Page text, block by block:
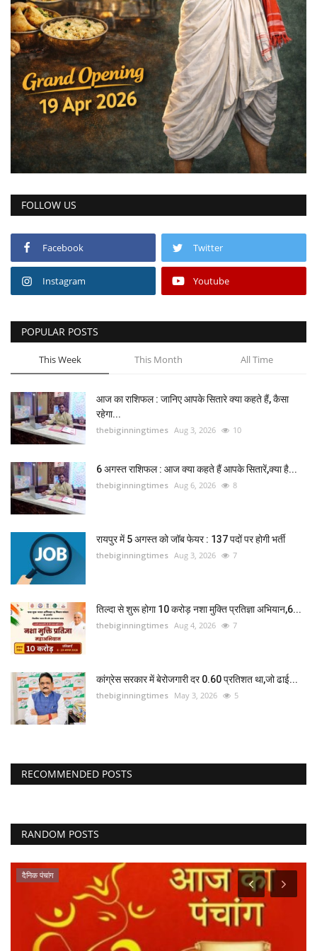
FOLLOW US
Facebook Twitter
Instagram Youtube
POPULAR POSTS
This Week This Month All Time
आज का राशिफल : जानिए आपके सितारे क्या कहते हैं, कैसा
रहेगा...
thebiginningtimes Aug 3, 2026 10
6 अगस्त राशिफल : आज क्या कहते हैं आपके सितारें,क्या है...
thebiginningtimes Aug 6, 2026 8
रायपुर में 5 अगस्त को जॉब फेयर : 137 पदों पर होगी भर्ती
thebiginningtimes Aug 3, 2026 7
तिल्दा से शुरू होगा 10 करोड़ नशा मुक्ति प्रतिज्ञा अभियान,6...
thebiginningtimes Aug 4, 2026 7
कांग्रेस सरकार में बेरोजगारी दर 0.60 प्रतिशत था,जो ढाई...
thebiginningtimes May 3, 2026 5
RECOMMENDED POSTS
RANDOM POSTS
दैनिक पंचांग